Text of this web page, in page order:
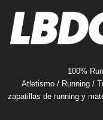
100%
Atletismo / Running /
zapatillas de running y